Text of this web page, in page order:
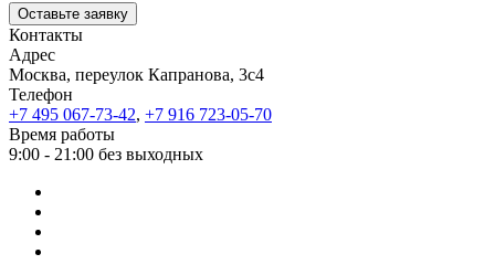
Оставьте заявку
Контакты
Адрес
Москва, переулок Капранова, 3с4
Телефон
+7 495 067-73-42, +7 916 723-05-70
Время работы
9:00 - 21:00 без выходных